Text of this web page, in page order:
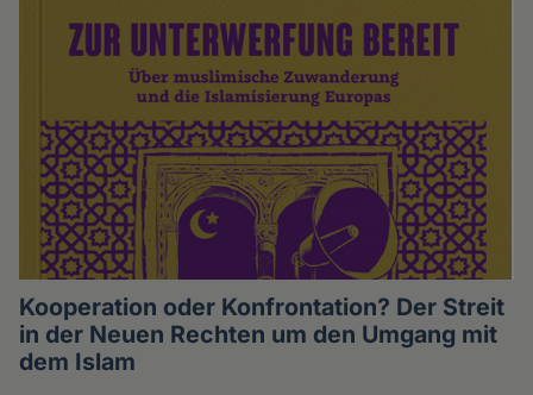
Kooperation oder Konfrontation? Der Streit
in der Neuen Rechten um den Umgang mit
dem Islam